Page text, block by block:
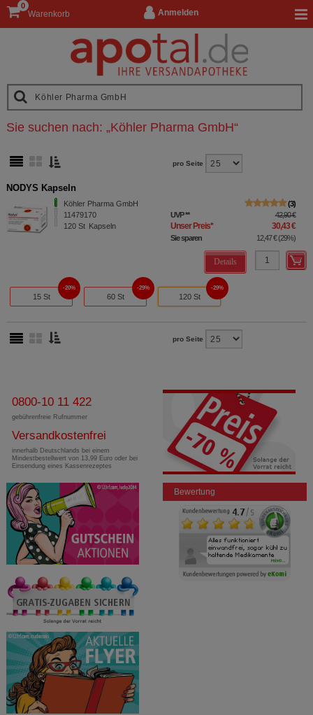
Anmelden
Warenkorb
0
Sie suchen nach: „Köhler Pharma GmbH“
pro Seite
NODYS Kapseln
Köhler Pharma GmbH
11479170
120 St Kapseln
3
UVP** 42,90 €
Unser Preis* 30,43 €
Sie sparen 12,47 €(29%)
Details
15 St
20%
60 St
29%
120 St
29%
pro Seite
0800-10 11 422
gebührenfreie Rufnummer
Versandkostenfrei
innerhalb Deutschlands bei einem
Mindestbestellwert von 13,99 Euro oder bei
Einsendung eines Kassenrezeptes
Bewertung